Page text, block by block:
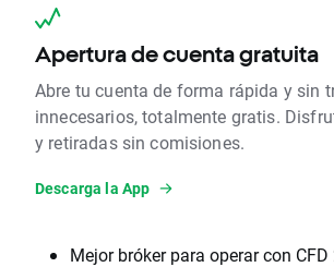
Apertura de cuenta gratuita
Abre tu cuenta de forma rápida y sin
innecesarios, totalmente gratis.
y retiradas sin comisiones.
Descarga la App
Mejor bróker para operar con CFD